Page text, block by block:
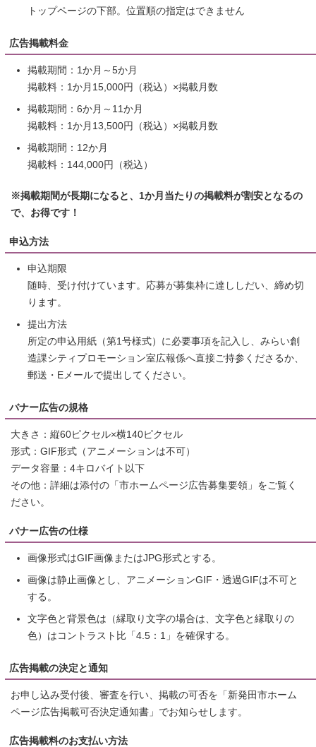
トップページの下部。位置順の指定はできません
広告掲載料金
掲載期間：1か月～5か月
掲載料：1か月15,000円（税込）×掲載月数
掲載期間：6か月～11か月
掲載料：1か月13,500円（税込）×掲載月数
掲載期間：12か月
掲載料：144,000円（税込）
※掲載期間が長期になると、1か月当たりの掲載料が割安となるの
で、お得です！
申込方法
申込期限
随時、受け付けています。応募が募集枠に達ししだい、締め切
ります。
提出方法
所定の申込用紙（第1号様式）に必要事項を記入し、みらい創
造課シティプロモーション室広報係へ直接ご持参くださるか、
郵送・Eメールで提出してください。
バナー広告の規格
大きさ：縦60ピクセル×横140ピクセル
形式：GIF形式（アニメーションは不可）
データ容量：4キロバイト以下
その他：詳細は添付の「市ホームページ広告募集要領」をご覧く
ださい。
バナー広告の仕様
画像形式はGIF画像またはJPG形式とする。
画像は静止画像とし、アニメーションGIF・透過GIFは不可と
する。
文字色と背景色は（縁取り文字の場合は、文字色と縁取りの
色）はコントラスト比「4.5：1」を確保する。
広告掲載の決定と通知
お申し込み受付後、審査を行い、掲載の可否を「新発田市ホーム
ページ広告掲載可否決定通知書」でお知らせします。
広告掲載料のお支払い方法